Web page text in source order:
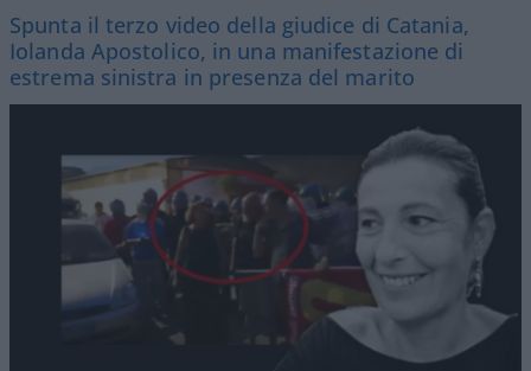
Spunta il terzo video della giudice di Catania,
Iolanda Apostolico, in una manifestazione di
estrema sinistra in presenza del marito